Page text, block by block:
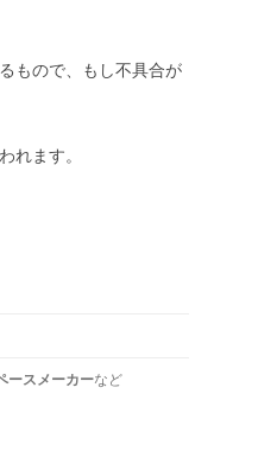
もので、もし不具合が
れます。
ースメーカーなど